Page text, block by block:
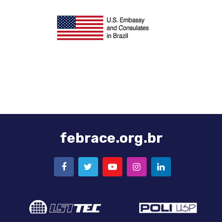
Americana
febrace.org.br
FACEBOOK
TWITTERYOUTUBEINSTAGRAM
LINKEDIN
LSI-
Logo
Poli-
USP